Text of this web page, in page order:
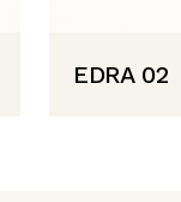
EDRA 02